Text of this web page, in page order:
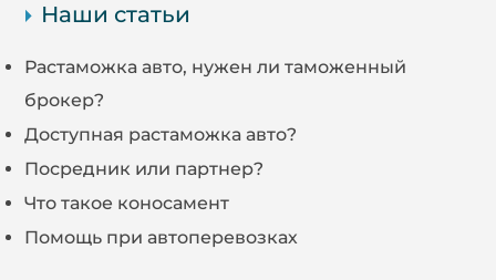
Наши статьи
Растаможка авто, нужен ли таможенный
брокер?
Доступная растаможка авто?
Посредник или партнер?
Что такое коносамент
Помощь при автоперевозках